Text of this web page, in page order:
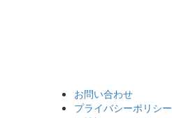
お問い合わせ
プライバシーポリシー